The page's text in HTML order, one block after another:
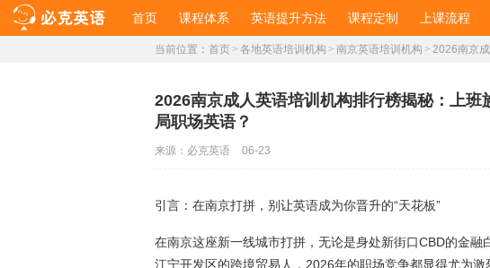
首页 课程体系 英语提升方法 课程定制 上课流程
当前位置： 首页 > 各地英语培训机构 > 南京英语培训机构 > 2026南京
2026南京成人英语培训机构排行榜揭秘：上班
局职场英语？
来源： 必克英语 06-23
引言：在南京打拼，别让英语成为你晋升的“天花板”
在南京这座新一线城市打拼，无论是身处新街口CBD的金
江宁开发区的跨境贸易人，2026年的职场竞争都显得尤为